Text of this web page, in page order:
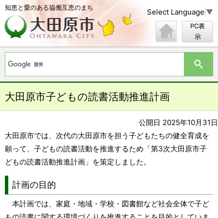
知恵と愛のある協働互恵のまち Select Language ▼
PC表
示
大田原市子どもの読書活動推進計画
公開日 2025年10月31日
大田原市では、次代の大田原市を担う子どもたちの健全育成を
願って、子どもの読書活動を推進するため「第3次大田原市子
どもの読書活動推進計画」を策定しました。
計画の目的
本計画では、家庭・地域・学校・図書館など社会全体で子ど